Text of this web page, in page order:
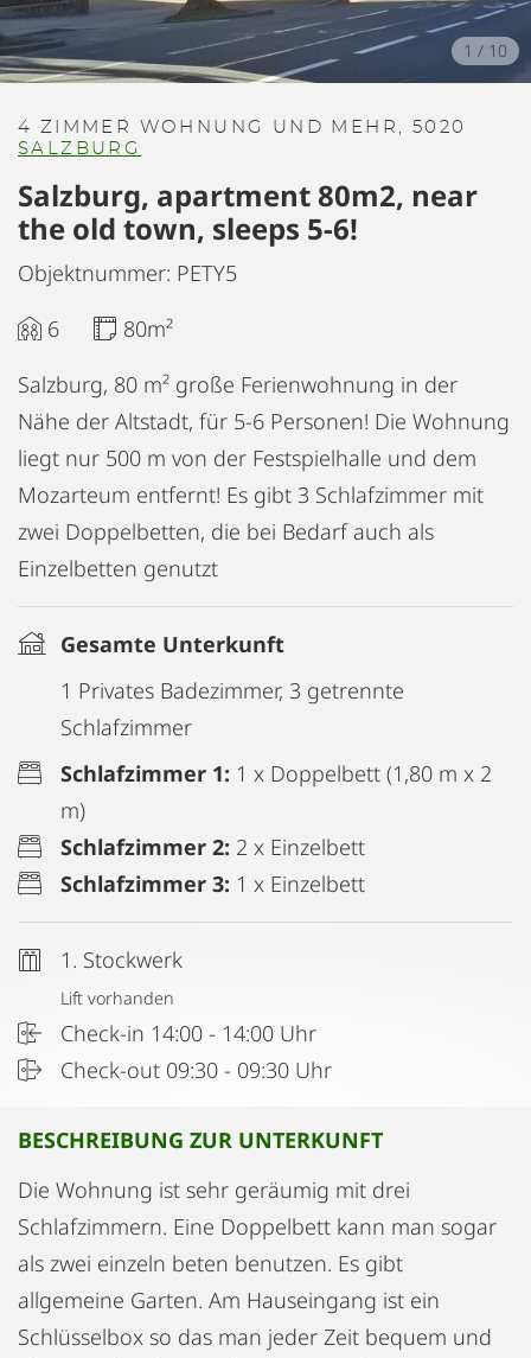
1 / 10
4 ZIMMER WOHNUNG UND MEHR, 5020
SALZBURG
Salzburg, apartment 80m2, near
the old town, sleeps 5-6!
Objektnummer: PETY5
6
80m²
Salzburg, 80 m² große Ferienwohnung in der
Nähe der Altstadt, für 5-6 Personen! Die Wohnung
liegt nur 500 m von der Festspielhalle und dem
Mozarteum entfernt! Es gibt 3 Schlafzimmer mit
zwei Doppelbetten, die bei Bedarf auch als
Einzelbetten genutzt
Gesamte Unterkunft
1 Privates Badezimmer, 3 getrennte
Schlafzimmer
Schlafzimmer 1: 1 x Doppelbett (1,80 m x 2
m)
Schlafzimmer 2: 2 x Einzelbett
Schlafzimmer 3: 1 x Einzelbett
1. Stockwerk
Lift vorhanden
Check-in 14:00 - 14:00 Uhr
Check-out 09:30 - 09:30 Uhr
BESCHREIBUNG ZUR UNTERKUNFT
Die Wohnung ist sehr geräumig mit drei
Schlafzimmern. Eine Doppelbett kann man sogar
als zwei einzeln beten benutzen. Es gibt
allgemeine Garten. Am Hauseingang ist ein
Schlüsselbox so das man jeder Zeit bequem und